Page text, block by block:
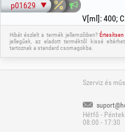
p01629
V[ml]:400;C
Hibát észlelt a termék jellemzőiben?
jellegűek, az eladott terméktől kissé
tartoznak a standard csomagokba.
Szerviz és
Hétfő - Péntek
08:00 - 17:30